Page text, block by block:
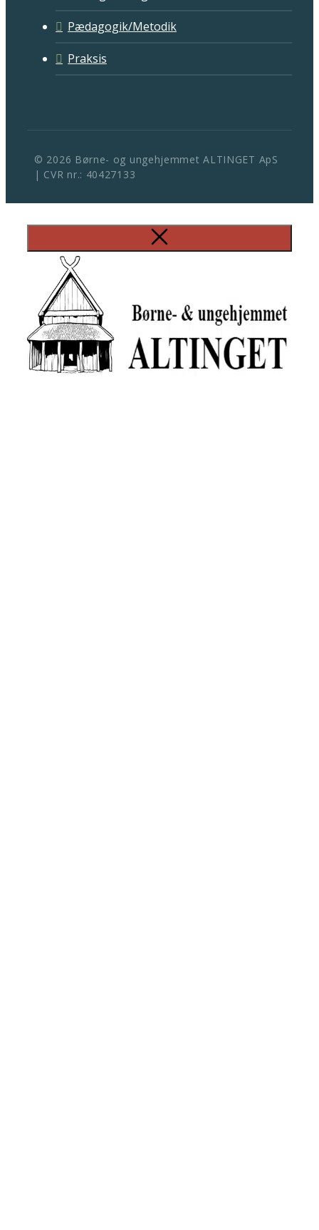
Pædagogik/Metodik
Praksis
© 2026 Børne- og ungehjemmet ALTINGET ApS
| CVR nr.: 40427133